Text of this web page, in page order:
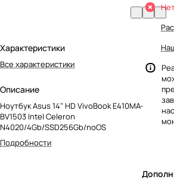
Характеристики
Все характеристики
Описание
Ноутбук Asus 14" HD VivoBook E410MA-
BV1503 Intel Celeron
N4020/4Gb/SSD256Gb/noOS
Подробности